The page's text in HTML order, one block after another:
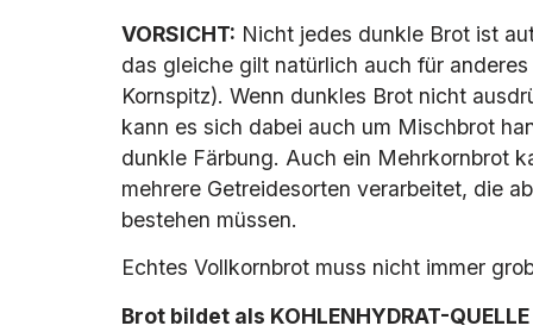
VORSICHT: Nicht jedes dunkle Brot ist
das gleiche gilt natürlich auch für
Kornspitz). Wenn dunkles Brot nicht
kann es sich dabei auch um Mischbrot
dunkle Färbung. Auch ein Mehrkornbrot
mehrere Getreidesorten verarbeitet, die
bestehen müssen.
Echtes Vollkornbrot muss nicht immer
Brot bildet als KOHLENHYDRAT-QUELLE